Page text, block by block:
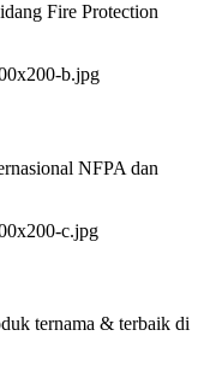
Fire Protection
NFPA dan
ternama & terbaik di